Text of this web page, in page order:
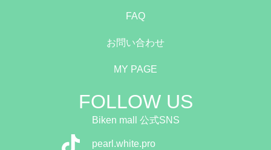
FAQ
お問い合わせ
MY PAGE
FOLLOW US
Biken mall 公式SNS
pearl.white.pro